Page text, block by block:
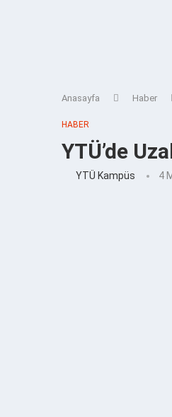
Anasayfa Haber
HABER
YTÜ’de
YTÜ Kampüs 4